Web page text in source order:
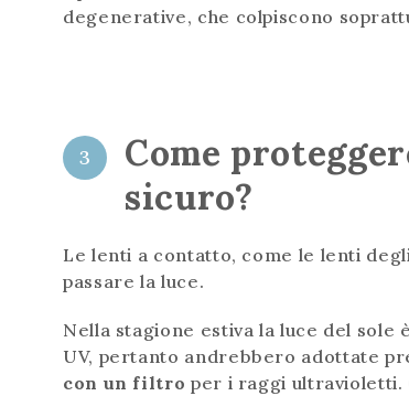
degenerative, che colpiscono
3
Come
sicuro?
Le lenti a contatto, come le lenti
passare la luce.
Nella stagione estiva la luce del sole
UV, pertanto andrebbero adottate
con un filtro per i raggi